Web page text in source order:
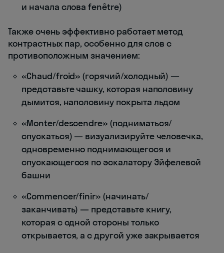
и начала слова fenêtre)
Также очень эффективно работает метод
контрастных пар, особенно для слов с
противоположным значением:
«Chaud/froid» (горячий/холодный) —
представьте чашку, которая наполовину
дымится, наполовину покрыта льдом
«Monter/descendre» (подниматься/
спускаться) — визуализируйте человечка,
одновременно поднимающегося и
спускающегося по эскалатору Эйфелевой
башни
«Commencer/finir» (начинать/
заканчивать) — представьте книгу,
которая с одной стороны только
открывается, а с другой уже закрывается